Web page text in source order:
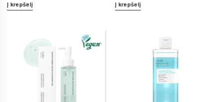
Į krepšelį Į krepšelį